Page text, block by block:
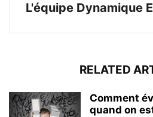
L'équipe Dynamique
RELATED
Comment
quand on